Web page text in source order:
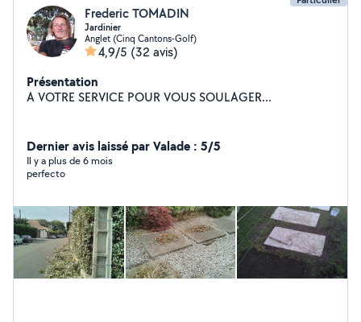
Frederic TOMADIN
Jardinier
Anglet (Cinq Cantons-Golf)
4,9/5 (32 avis)
Présentation
A VOTRE SERVICE POUR VOUS SOULAGER...
Dernier avis laissé par Valade : 5/5
Il y a plus de 6 mois
perfecto